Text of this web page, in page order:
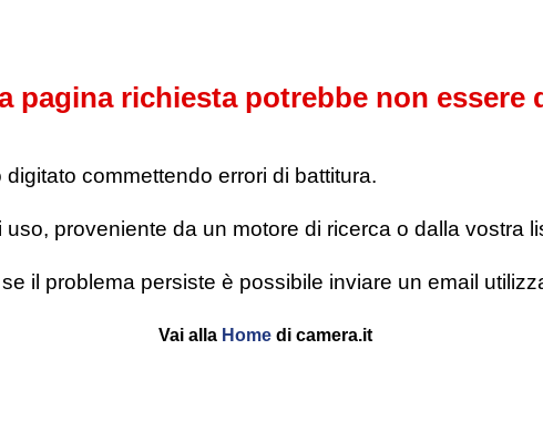
pagina richiesta potrebbe non essere
commettendo errori di battitura.
proveniente da un motore di ricerca o dalla vostra
il problema persiste è possibile inviare un email
Vai alla Homedi camera.it